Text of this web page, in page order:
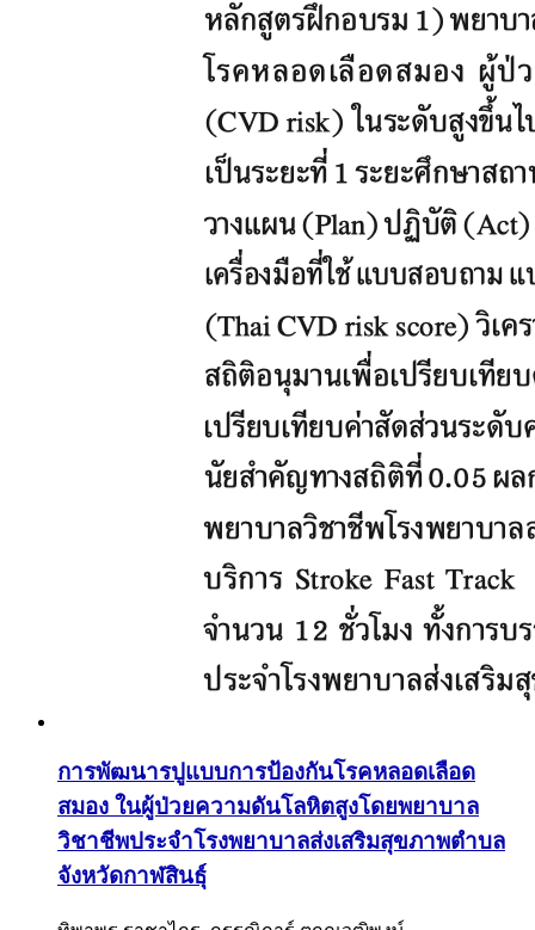
การพัฒนารปูแบบการป้องกันโรคหลอดเลือด
สมอง ในผู้ป่วยความดันโลหิตสูงโดยพยาบาล
วิชาชีพประจำโรงพยาบาลส่งเสริมสุขภาพตำบล
จังหวัดกาฬสินธุ์